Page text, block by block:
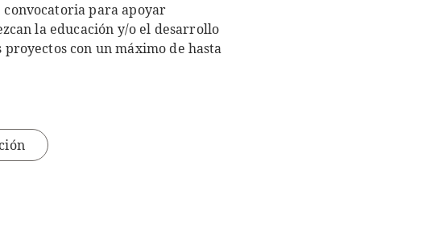
convocatoria para apoyar
la educación y/o el desarrollo
con un máximo de hasta